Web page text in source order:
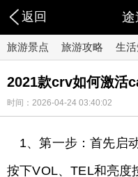
返回 途
旅游景点 旅游攻略 生
2021款crv如何激活
时间：2026-04-24 03:40:02
1、第一步：首先启
按下VOL、TEL和亮度